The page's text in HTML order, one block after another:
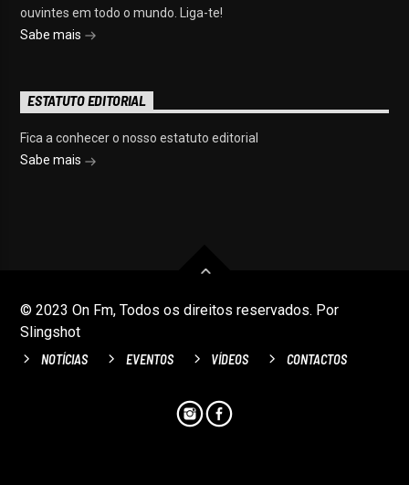
ouvintes em todo o mundo. Liga-te!
Sabe mais
ESTATUTO EDITORIAL
Fica a conhecer o nosso estatuto editorial
Sabe mais
© 2023 On Fm, Todos os direitos reservados. Por
Slingshot
NOTÍCIAS EVENTOS VÍDEOS CONTACTOS